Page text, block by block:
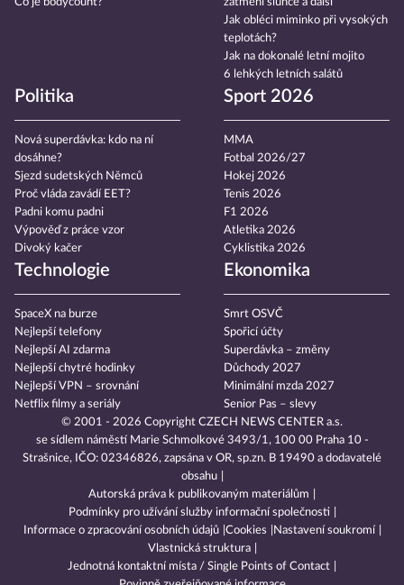
Co je bodycount?
zatmění slunce a další
Jak obléci miminko při vysokých
teplotách?
Jak na dokonalé letní mojito
6 lehkých letních salátů
Politika
Nová superdávka: kdo na ní
dosáhne?
Sjezd sudetských Němců
Proč vláda zavádí EET?
Padni komu padni
Výpověď z práce vzor
Divoký kačer
Sport 2026
MMA
Fotbal 2026/27
Hokej 2026
Tenis 2026
F1 2026
Atletika 2026
Cyklistika 2026
Technologie
SpaceX na burze
Nejlepší telefony
Nejlepší AI zdarma
Nejlepší chytré hodinky
Nejlepší VPN – srovnání
Netflix filmy a seriály
Ekonomika
Smrt OSVČ
Spořicí účty
Superdávka – změny
Důchody 2027
Minimální mzda 2027
Senior Pas – slevy
© 2001 - 2026 Copyright CZECH NEWS CENTER a.s.
se sídlem náměstí Marie Schmolkové 3493/1, 100 00 Praha 10 -
Strašnice, IČO: 02346826, zapsána v OR, sp.zn. B 19490 a dodavatelé
obsahu
Autorská práva k publikovaným materiálům
Podmínky pro užívání služby informační společnosti
Informace o zpracování osobních údajů Cookies
Nastavení soukromí
Vlastnická struktura
Jednotná kontaktní místa / Single Points of Contact